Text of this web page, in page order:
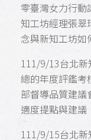
零臺灣女力行動
知工坊經理張翠
念與新知工坊如
111/9/13台北新
總的年度評鑑考
部督導品質建
適度提點與建議
111/9/15台北新